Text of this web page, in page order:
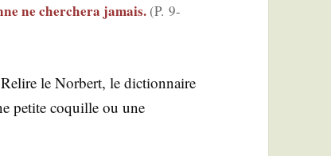
ne cher­che­ra jamais.(P. 9-
le Nor­bert, le dic­tion­naire
petite coquille ou une